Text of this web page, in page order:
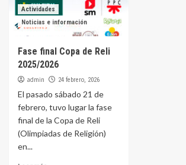
Actividades
Noticias e información
Fase final Copa de Reli
2025/2026
admin 24 febrero, 2026
El pasado sábado 21 de
febrero, tuvo lugar la fase
final de la Copa de Reli
(Olimpiadas de Religión)
en...